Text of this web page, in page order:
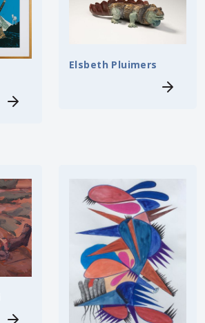
Elsbeth Pluimers